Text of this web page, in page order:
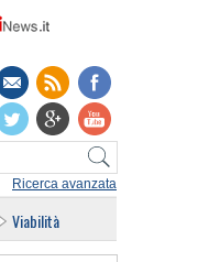
Ricerca avanzata
Viabilità